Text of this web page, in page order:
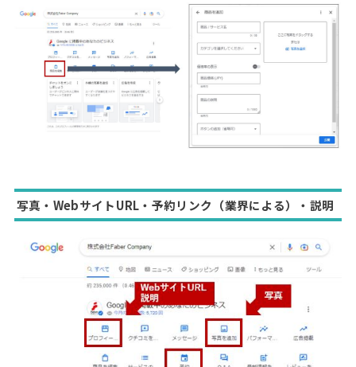
写真・WebサイトURL・予約リンク（業界による）・説明